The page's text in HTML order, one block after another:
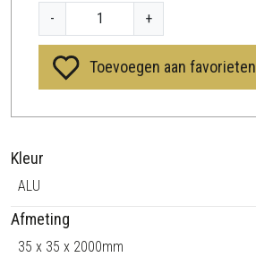
-
R
E
a
a
n
t
a
+
Toevoegen aan favorieten
Kleur
ALU
Afmeting
35 x 35 x 2000mm